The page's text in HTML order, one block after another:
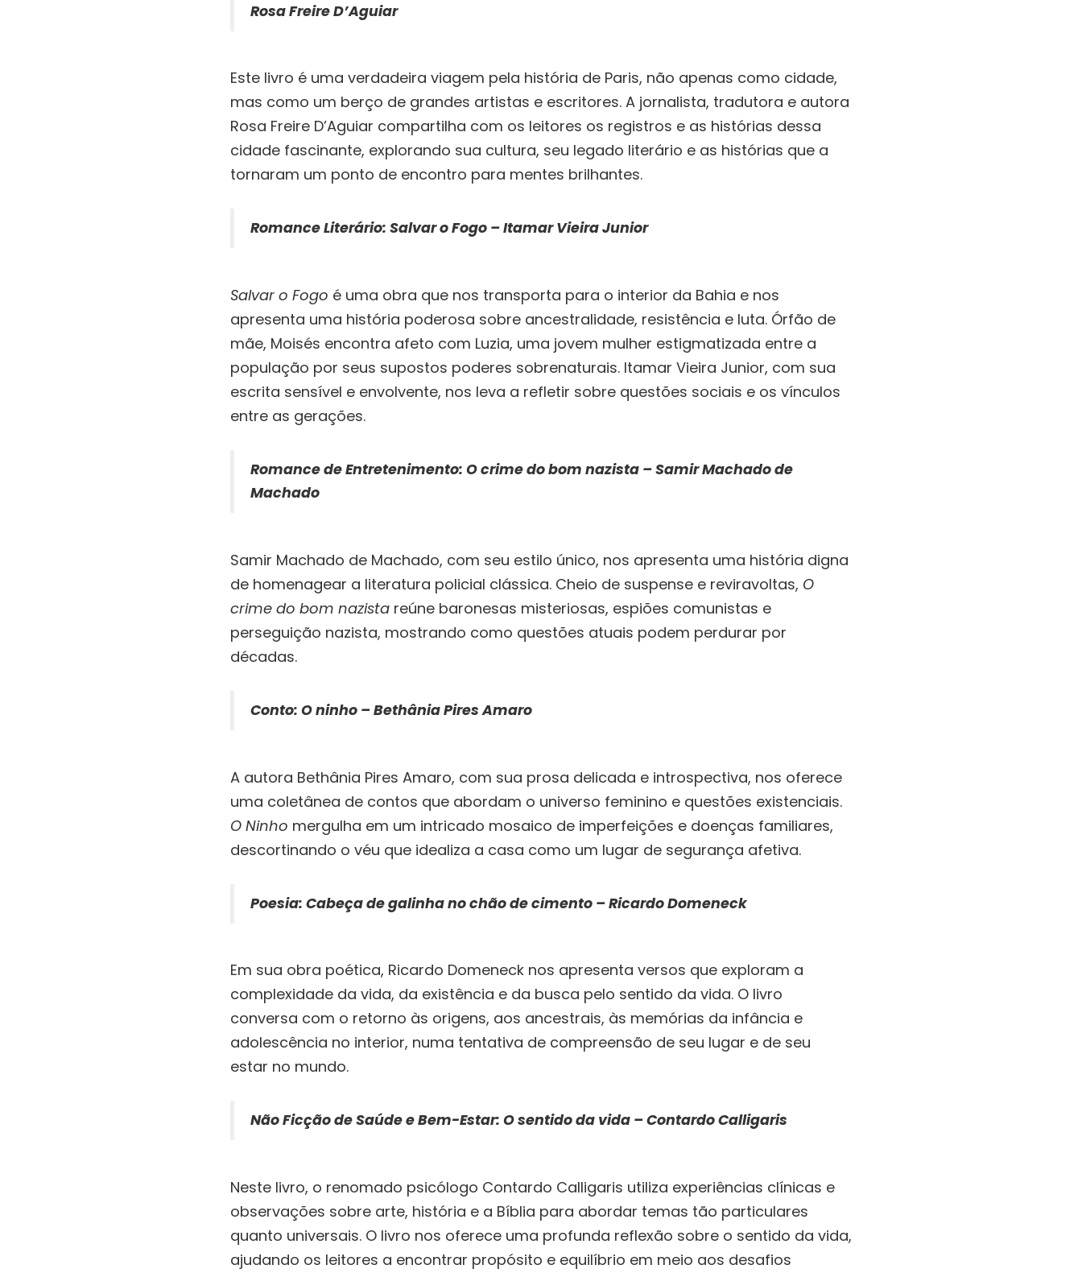
Rosa Freire D’Aguiar
Este livro é uma verdadeira viagem pela história de Paris, não apenas como cidade,
mas como um berço de grandes artistas e escritores. A jornalista, tradutora e autora
Rosa Freire D’Aguiar compartilha com os leitores os registros e as histórias dessa
cidade fascinante, explorando sua cultura, seu legado literário e as histórias que a
tornaram um ponto de encontro para mentes brilhantes.
Romance Literário: Salvar o Fogo – Itamar Vieira Junior
Salvar o Fogo é uma obra que nos transporta para o interior da Bahia e nos
apresenta uma história poderosa sobre ancestralidade, resistência e luta. Órfão de
mãe, Moisés encontra afeto com Luzia, uma jovem mulher estigmatizada entre a
população por seus supostos poderes sobrenaturais. Itamar Vieira Junior, com sua
escrita sensível e envolvente, nos leva a refletir sobre questões sociais e os vínculos
entre as gerações.
Romance de Entretenimento: O crime do bom nazista – Samir Machado de
Machado
Samir Machado de Machado, com seu estilo único, nos apresenta uma história digna
de homenagear a literatura policial clássica. Cheio de suspense e reviravoltas, O
crime do bom nazista reúne baronesas misteriosas, espiões comunistas e
perseguição nazista, mostrando como questões atuais podem perdurar por
décadas.
Conto: O ninho – Bethânia Pires Amaro
A autora Bethânia Pires Amaro, com sua prosa delicada e introspectiva, nos oferece
uma coletânea de contos que abordam o universo feminino e questões existenciais.
O Ninho mergulha em um intricado mosaico de imperfeições e doenças familiares,
descortinando o véu que idealiza a casa como um lugar de segurança afetiva.
Poesia: Cabeça de galinha no chão de cimento – Ricardo Domeneck
Em sua obra poética, Ricardo Domeneck nos apresenta versos que exploram a
complexidade da vida, da existência e da busca pelo sentido da vida. O livro
conversa com o retorno às origens, aos ancestrais, às memórias da infância e
adolescência no interior, numa tentativa de compreensão de seu lugar e de seu
estar no mundo.
Não Ficção de Saúde e Bem-Estar: O sentido da vida – Contardo Calligaris
Neste livro, o renomado psicólogo Contardo Calligaris utiliza experiências clínicas e
observações sobre arte, história e a Bíblia para abordar temas tão particulares
quanto universais. O livro nos oferece uma profunda reflexão sobre o sentido da vida,
ajudando os leitores a encontrar propósito e equilíbrio em meio aos desafios